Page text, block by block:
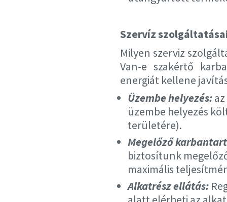
Szervíz
Milyen szerviz
Van-e szakértő
energiát kellene
Üzembe helyezés:
üzembe helyezés
területére).
Megelőző
biztosítunk
maximális
Alkatrész ellátás: